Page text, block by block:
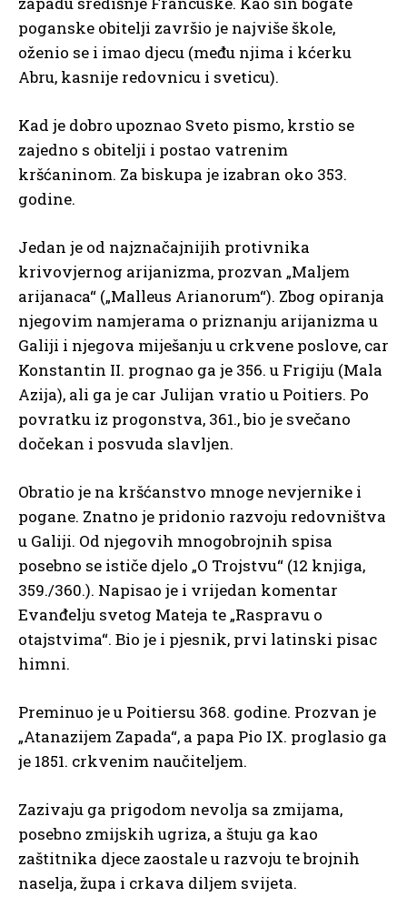
poganske obitelji završio je najviše škole,
oženio se i imao djecu (među njima i kćerku
Abru, kasnije redovnicu i sveticu).
Kad je dobro upoznao Sveto pismo, krstio se
zajedno s obitelji i postao vatrenim
kršćaninom. Za biskupa je izabran oko 353.
godine.
Jedan je od najznačajnijih protivnika
krivovjernog arijanizma, prozvan „Maljem
arijanaca“ („Malleus Arianorum“). Zbog opiranja
njegovim namjerama o priznanju arijanizma u
Galiji i njegova miješanju u crkvene poslove, car
Konstantin II. prognao ga je 356. u Frigiju (Mala
Azija), ali ga je car Julijan vratio u Poitiers. Po
povratku iz progonstva, 361., bio je svečano
dočekan i posvuda slavljen.
Obratio je na kršćanstvo mnoge nevjernike i
pogane. Znatno je pridonio razvoju redovništva
u Galiji. Od njegovih mnogobrojnih spisa
posebno se ističe djelo „O Trojstvu“ (12 knjiga,
359./360.). Napisao je i vrijedan komentar
Evanđelju svetog Mateja te „Raspravu o
otajstvima“. Bio je i pjesnik, prvi latinski pisac
himni.
Preminuo je u Poitiersu 368. godine. Prozvan je
„Atanazijem Zapada“, a papa Pio IX. proglasio ga
je 1851. crkvenim naučiteljem.
Zazivaju ga prigodom nevolja sa zmijama,
posebno zmijskih ugriza, a štuju ga kao
zaštitnika djece zaostale u razvoju te brojnih
naselja, župa i crkava diljem svijeta.